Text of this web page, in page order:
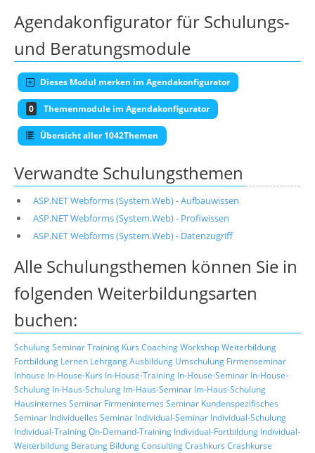
Agendakonfigurator für Schulungs-
und Beratungsmodule
Dieses Modul merken im Agendakonfigurator
0 Themenmodule im Agendakonfigurator
Übersicht aller 1042Themen
Verwandte Schulungsthemen
ASP.NET Webforms (System.Web) - Aufbauwissen
ASP.NET Webforms (System.Web) - Profiwissen
ASP.NET Webforms (System.Web) - Datenzugriff
Alle Schulungsthemen können Sie in
folgenden Weiterbildungsarten
buchen:
SchulungSeminarTraining Kurs CoachingWorkshopWeiterbildung
Fortbildung Lernen LehrgangAusbildung Umschulung Firmenseminar
Inhouse In-House-Kurs In-House-Training In-House-Seminar In-House-
Schulung In-Haus-Schulung Im-Haus-Seminar Im-Haus-Schulung
Hausinternes Seminar Firmeninternes Seminar Kundenspezifisches
Seminar Individuelles Seminar Individual-Seminar Individual-Schulung
Individual-TrainingOn-Demand-Training Individual-Fortbildung Individual-
Weiterbildung Beratung BildungConsultingCrashkurs Crashkurse